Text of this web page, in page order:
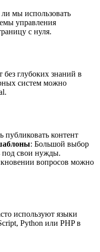
ли мы использовать
управления
с нуля.
без глубоких знаний в
систем можно
публиковать контент
: Большой выбор
под свои нужды.
вопросов можно
используют языки
Python или PHP в